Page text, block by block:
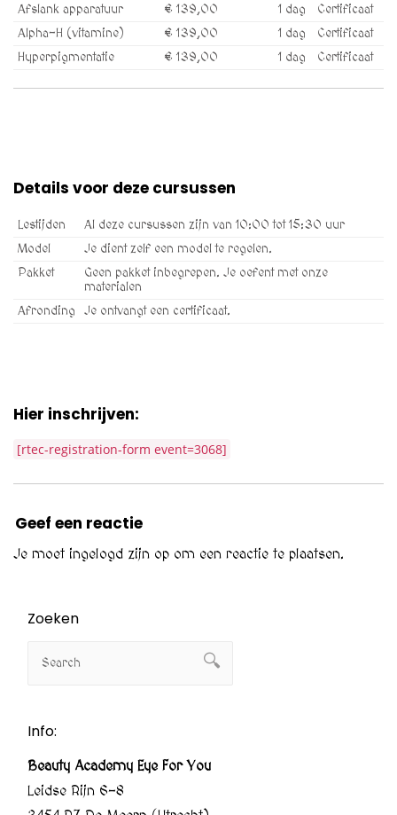
Afslank apparatuur
€ 139,00 1 dag
Certificaat
Alpha-H (vitamine)
€ 139,00 1 dag
Certificaat
Hyperpigmentatie
€ 139,00 1 dag Certificaat
Details voor deze cursussen
Lestijden
Al deze cursussen zijn van 10:00 tot 15:30 uur
Model
Je dient zelf een model te regelen.
Pakket
Geen pakket inbegrepen. Je oefent met onze
materialen
Afronding
Je ontvangt een certificaat.
Hier inschrijven:
[rtec-registration-form event=3068]
Geef een reactie
Je moet ingelogd zijn op om een reactie te plaatsen.
Zoeken
Info:
Beauty Academy Eye For You
Leidse Rijn 6-8